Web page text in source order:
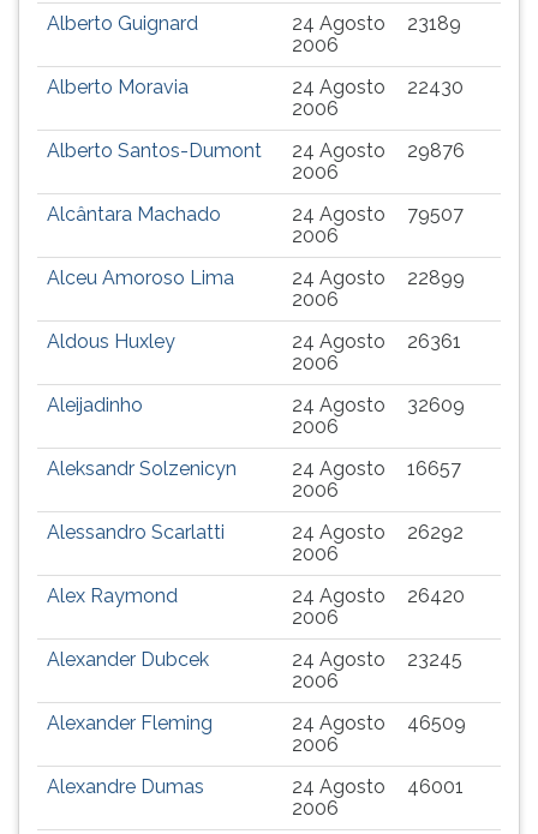
Alberto Guignard
24 Agosto
2006
23189
Alberto Moravia
24 Agosto
2006
22430
Alberto Santos-Dumont
24 Agosto
2006
29876
Alcântara Machado
24 Agosto
2006
79507
Alceu Amoroso Lima
24 Agosto
2006
22899
Aldous Huxley
24 Agosto
2006
26361
Aleijadinho
24 Agosto
2006
32609
Aleksandr Solzenicyn
24 Agosto
2006
16657
Alessandro Scarlatti
24 Agosto
2006
26292
Alex Raymond
24 Agosto
2006
26420
Alexander Dubcek
24 Agosto
2006
23245
Alexander Fleming
24 Agosto
2006
46509
Alexandre Dumas
24 Agosto
2006
46001